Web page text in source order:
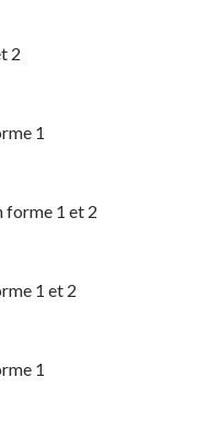
2
1
forme 1 et 2
1 et 2
1